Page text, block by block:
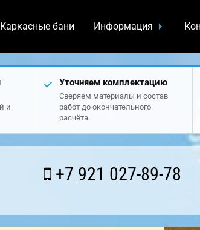
Каркасные бани Информация
и
Уточняем комплектацию
Сверяем материалы и состав
работ до окончательного
расчёта.
+7 921 027-89-78